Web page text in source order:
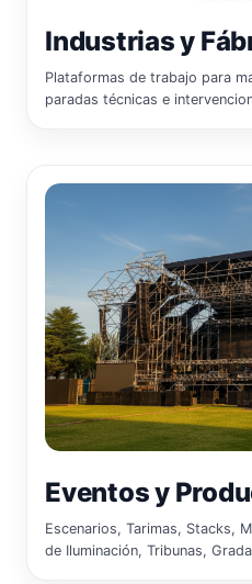
Industrias y
Plataformas de trabajo para
paradas técnicas e
Eventos y
Escenarios, Tarimas, Stacks,
de Iluminación, Tribunas,